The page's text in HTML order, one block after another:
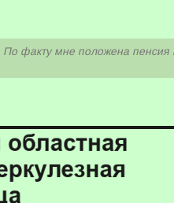
факту мне положена